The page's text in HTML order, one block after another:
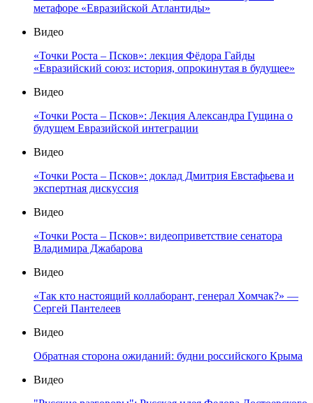
метафоре «Евразийской Атлантиды»
Видео
«Точки Роста – Псков»: лекция Фёдора Гайды
«Евразийский союз: история, опрокинутая в будущее»
Видео
«Точки Роста – Псков»: Лекция Александра Гущина о
будущем Евразийской интеграции
Видео
«Точки Роста – Псков»: доклад Дмитрия Евстафьева и
экспертная дискуссия
Видео
«Точки Роста – Псков»: видеоприветствие сенатора
Владимира Джабарова
Видео
«Так кто настоящий коллаборант, генерал Хомчак?» —
Сергей Пантелеев
Видео
Обратная сторона ожиданий: будни российского Крыма
Видео